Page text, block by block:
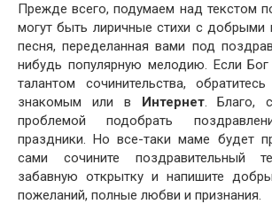
Прежде всего, подумаем над текстом
могут быть лиричные стихи с добрыми
песня, переделанная вами под
нибудь популярную мелодию. Если
талантом сочинительства,
знакомым или в Интернет. Благо,
проблемой подобрать
праздники. Но все-таки маме будет
сами сочините поздравительный
забавную открытку и напишите
пожеланий, полные любви и признания.